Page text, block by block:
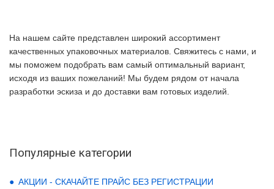
На нашем сайте представлен широкий ассортимент
качественных упаковочных материалов. Свяжитесь с нами, и
мы поможем подобрать вам самый оптимальный вариант,
исходя из ваших пожеланий! Мы будем рядом от начала
разработки эскиза и до доставки вам готовых изделий.
Популярные категории
АКЦИИ - СКАЧАЙТЕ ПРАЙС БЕЗ РЕГИСТРАЦИИ